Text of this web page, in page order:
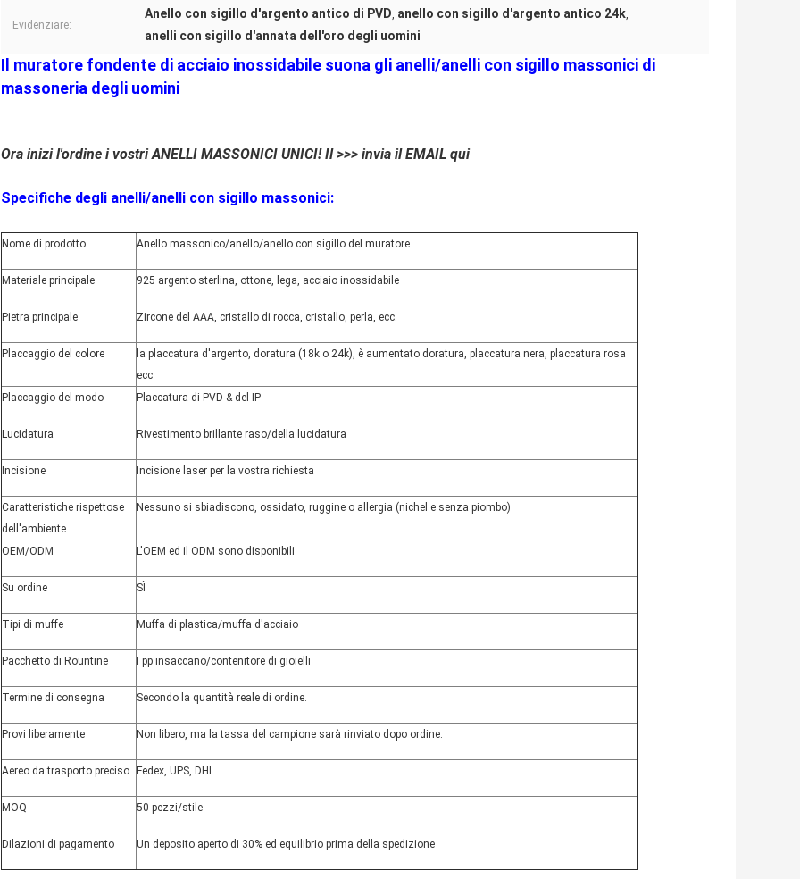
Evidenziare:
Anello con sigillo d'argento antico di PVD, anello con sigillo d'argento antico 24k,
anelli con sigillo d'annata dell'oro degli uomini
Il muratore fondente di acciaio inossidabile suona gli anelli/anelli con sigillo massonici di
massoneria degli uomini
Ora inizi l'ordine i vostri ANELLI MASSONICI UNICI! Il >>> invia il EMAIL qui
Specifiche degli anelli/anelli con sigillo massonici:
Nome di prodotto Anello massonico/anello/anello con sigillo del muratore
Materiale principale 925 argento sterlina, ottone, lega, acciaio inossidabile
Pietra principale Zircone del AAA, cristallo di rocca, cristallo, perla, ecc.
Placcaggio del colore
la placcatura d'argento, doratura (18k o 24k), è aumentato doratura, placcatura nera, placcatura rosa
ecc
Placcaggio del modo
Placcatura di PVD & del IP
Lucidatura Rivestimento brillante raso/della lucidatura
Incisione Incisione laser per la vostra richiesta
Caratteristiche rispettose
dell'ambiente
Nessuno si sbiadiscono, ossidato, ruggine o allergia (nichel e senza piombo)
OEM/ODM L'OEM ed il ODM sono disponibili
Su ordine SÌ
Tipi di muffe Muffa di plastica/muffa d'acciaio
Pacchetto di Rountine I pp insaccano/contenitore di gioielli
Termine di consegna Secondo la quantità reale di ordine.
Provi liberamente Non libero, ma la tassa del campione sarà rinviato dopo ordine.
Aereo da trasporto preciso Fedex, UPS, DHL
MOQ 50 pezzi/stile
Dilazioni di pagamento Un deposito aperto di 30% ed equilibrio prima della spedizione